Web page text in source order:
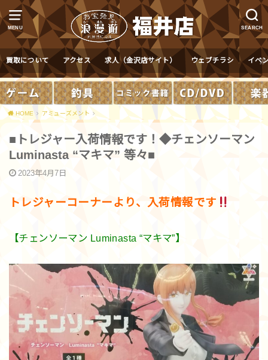
MENU SEARCH
買取について アクセス 求人（金沢店サイト） ウェブチラシ イベ
HOME アミューズメント
■トレジャー入荷情報です！◆チェンソーマン
Luminasta “マキマ” 等々■
2023年4月7日
トレジャーコーナーより、入荷情報です
【チェンソーマン Luminasta “マキマ”】